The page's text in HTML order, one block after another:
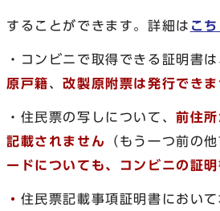
することができます。詳細は こち
・コンビニで取得できる証明書は
原戸籍、改製原附票は発行できま
・住民票の写しについて、前住
記載されません
（もう一つ前の
ードについても、コンビニの証
・ 住民票記載事項証明書におい